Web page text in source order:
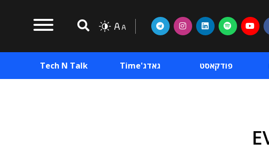
פודקאסט גאדג'Time Tech N Talk